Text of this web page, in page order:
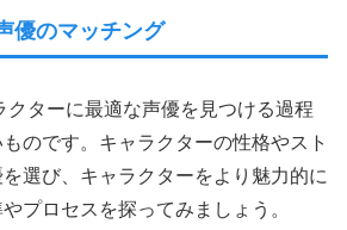
優のマッチング
クターに最適な声優を見つける過程
のです。キャラクターの性格やスト
選び、キャラクターをより魅力的に
プロセスを探ってみましょう。